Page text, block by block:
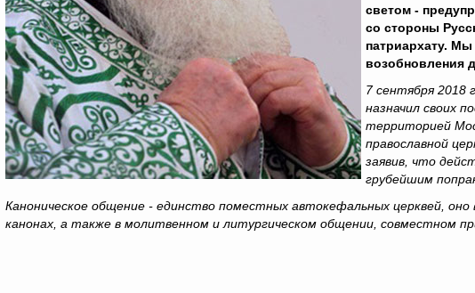
светом -
со стороны
патриархату.
возобновления
7 сентября 2018
назначил своих
территорией
православной
заявив, что
грубейшим
Каноническое общение - единство поместных автокефальных церквей,
канонах, а также в молитвенном и литургическом общении, совместном